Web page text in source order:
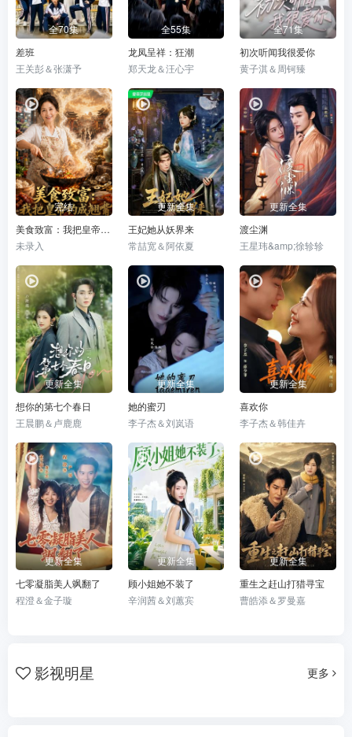
全70集
差班
王关彭＆张潇予
全55集
龙凤呈祥：狂潮
郑天龙＆汪心宇
全71集
初次听闻我很爱你
黄子淇＆周钶臻
完结
美食致富：我把皇帝钓成翘嘴
未录入
更新全集
王妃她从妖界来
常喆宽＆阿依夏
更新全集
渡尘渊
王星玮&amp;徐轸轸
更新全集
想你的第七个春日
王晨鹏＆卢鹿鹿
更新全集
她的蜜刃
李子杰＆刘岚语
更新全集
喜欢你
李子杰＆韩佳卉
更新全集
七零凝脂美人飒翻了
程澄＆金子璇
更新全集
顾小姐她不装了
辛润茜＆刘蕙宾
更新全集
重生之赶山打猎寻宝
曹皓添＆罗曼嘉
影视明星 更多